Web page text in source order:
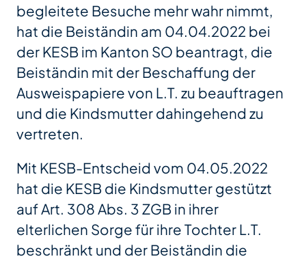
begleitete Besuche mehr wahr nimmt,
hat die Beiständin am 04.04.2022 bei
der KESB im Kanton SO beantragt, die
Beiständin mit der Beschaffung der
Ausweispapiere von L.T. zu beauftragen
und die Kindsmutter dahingehend zu
vertreten.
Mit KESB-Entscheid vom 04.05.2022
hat die KESB die Kindsmutter gestützt
auf Art. 308 Abs. 3 ZGB in ihrer
elterlichen Sorge für ihre Tochter L.T.
beschränkt und der Beiständin die